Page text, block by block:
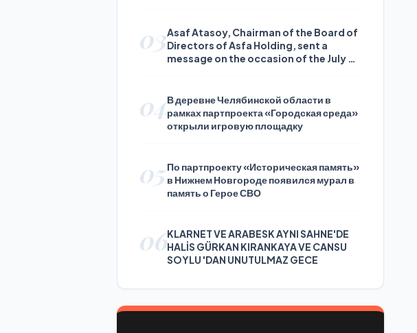
03Asaf Atasoy, Chairman of the Board of
Directors of Asfa Holding, sent a
message on the occasion of the July 24
04В деревне Челябинской области в
рамках партпроекта «Городская среда»
открыли игровую площадку
05 По партпроекту «Историческая память»
в Нижнем Новгороде появился мурал в
память о Герое СВО
06KLARNET VE ARABESK AYNI SAHNE'DE
HALİS GÜRKAN KIRANKAYA VE CANSU
SOYLU 'DAN UNUTULMAZ GECE